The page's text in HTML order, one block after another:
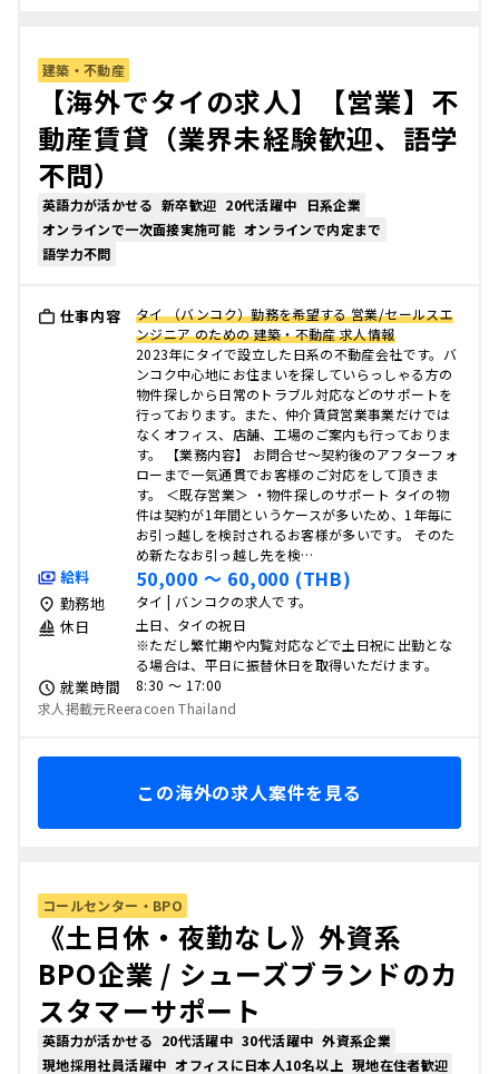
建築・不動産
【海外でタイの求人】【営業】不
動産賃貸（業界未経験歓迎、語学
不問）
英語力が活かせる 新卒歓迎 20代活躍中
日系企業
オンラインで一次面接実施可能 オンラインで内定まで
語学力不問
仕事内容
タイ （バンコク）勤務を希望する 営業/セールスエ
ンジニア のための 建築・不動産 求人情報
2023年にタイで設立した日系の不動産会社です。バ
ンコク中心地にお住まいを探していらっしゃる方の
物件探しから日常のトラブル対応などのサポートを
行っております。また、仲介賃貸営業事業だけでは
なくオフィス、店舗、工場のご案内も行っておりま
す。 【業務内容】 お問合せ～契約後のアフターフォ
ローまで一気通貫でお客様のご対応をして頂きま
す。 ＜既存営業＞ ・物件探しのサポート タイの物
件は契約が1年間というケースが多いため、1年毎に
お引っ越しを検討されるお客様が多いです。 そのた
め新たなお引っ越し先を検…
給料 50,000 〜 60,000 (THB)
勤務地 タイ | バンコクの求人です。
休日
土日、タイの祝日
※ただし繁忙期や内覧対応などで土日祝に出勤とな
る場合は、平日に振替休日を取得いただけます。
就業時間
8:30 〜 17:00
求人掲載元Reeracoen Thailand
この海外の求人案件を見る
コールセンター・BPO
《土日休・夜勤なし》外資系
BPO企業 / シューズブランドのカ
スタマーサポート
英語力が活かせる 20代活躍中 30代活躍中 外資系企業
現地採用社員活躍中 オフィスに日本人10名以上 現地在住者歓迎